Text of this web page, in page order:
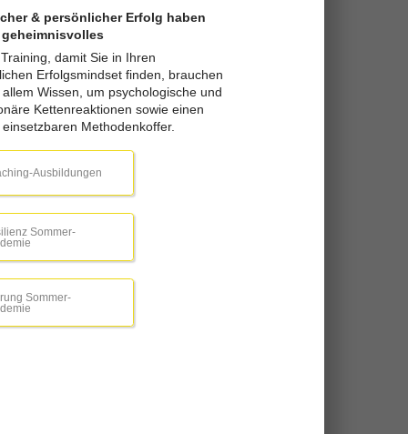
& persönlicher Erfolg haben
damit Sie in Ihren
Erfolgsmindset finden, brauchen
Wissen, um psychologische und
Kettenreaktionen sowie einen
Methodenkoffer.
Ausbildungen
Sommer-
Sommer-